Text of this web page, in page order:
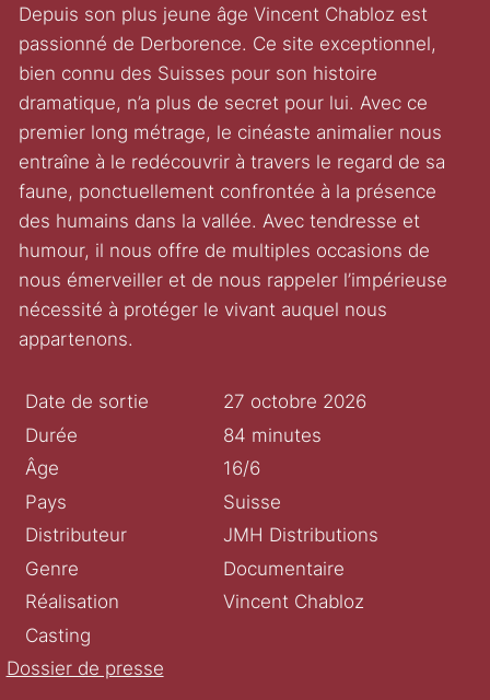
Depuis son plus jeune âge Vincent Chabloz est
passionné de Derborence. Ce site exceptionnel,
bien connu des Suisses pour son histoire
dramatique, n’a plus de secret pour lui. Avec ce
premier long métrage, le cinéaste animalier nous
entraîne à le redécouvrir à travers le regard de sa
faune, ponctuellement confrontée à la présence
des humains dans la vallée. Avec tendresse et
humour, il nous offre de multiples occasions de
nous émerveiller et de nous rappeler l’impérieuse
nécessité à protéger le vivant auquel nous
appartenons.
Date de sortie
27 octobre 2026
Durée
84 minutes
Âge
16/6
Pays
Suisse
Distributeur
JMH Distributions
Genre
Documentaire
Réalisation
Vincent Chabloz
Casting
Dossier de presse